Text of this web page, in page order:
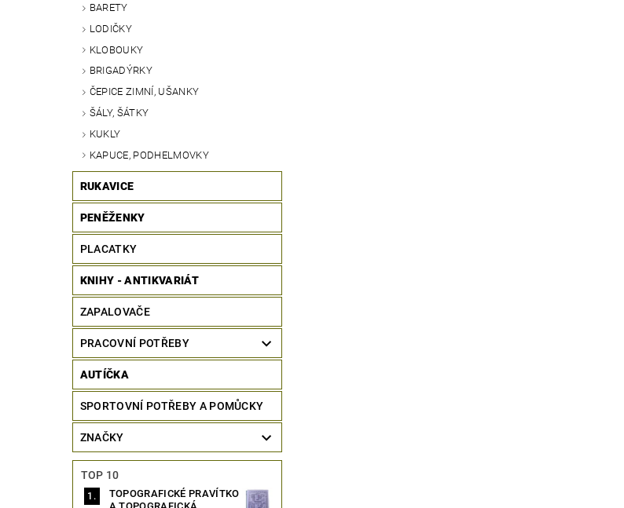
BARETY
LODIČKY
KLOBOUKY
BRIGADÝRKY
ČEPICE ZIMNÍ, UŠANKY
ŠÁLY, ŠÁTKY
KUKLY
KAPUCE, PODHELMOVKY
RUKAVICE
PENĚŽENKY
PLACATKY
KNIHY - ANTIKVARIÁT
ZAPALOVAČE
PRACOVNÍ POTŘEBY
AUTÍČKA
SPORTOVNÍ POTŘEBY A POMŮCKY
ZNAČKY
TOP 10
TOPOGRAFICKÉ PRAVÍTKO